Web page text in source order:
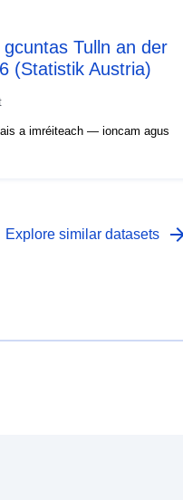
Tulln an der
(Statistik Austria)
a imréiteach — ioncam agus
Explore similar datasets